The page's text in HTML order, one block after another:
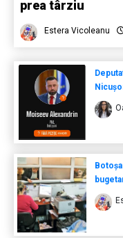
prea târziu
Estera Vicoleanu